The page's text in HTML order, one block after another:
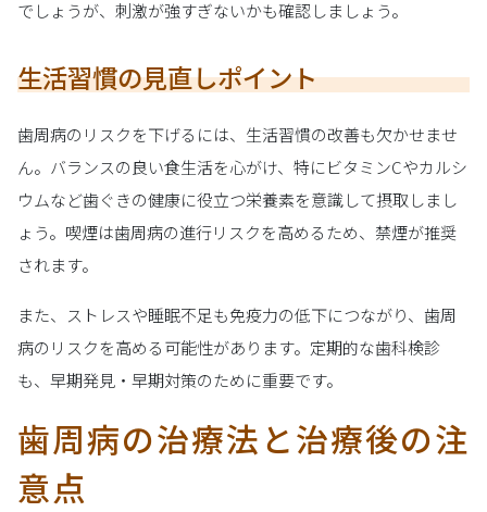
でしょうが、刺激が強すぎないかも確認しましょう。
生活習慣の見直しポイント
歯周病のリスクを下げるには、生活習慣の改善も欠かせませ
ん。バランスの良い食生活を心がけ、特にビタミンCやカルシ
ウムなど歯ぐきの健康に役立つ栄養素を意識して摂取しまし
ょう。喫煙は歯周病の進行リスクを高めるため、禁煙が推奨
されます。
また、ストレスや睡眠不足も免疫力の低下につながり、歯周
病のリスクを高める可能性があります。定期的な歯科検診
も、早期発見・早期対策のために重要です。
歯周病の治療法と治療後の注
意点